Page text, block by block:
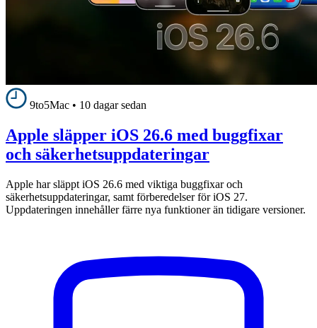
9to5Mac • 10 dagar sedan
Apple släpper iOS 26.6 med buggfixar
och säkerhetsuppdateringar
Apple har släppt iOS 26.6 med viktiga buggfixar och
säkerhetsuppdateringar, samt förberedelser för iOS 27.
Uppdateringen innehåller färre nya funktioner än tidigare versioner.